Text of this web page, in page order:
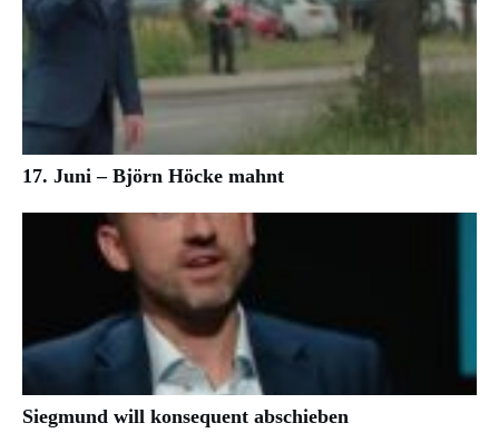
17. Juni – Björn Höcke mahnt
Siegmund will konsequent abschieben